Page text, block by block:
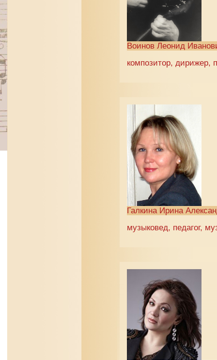
Воинов Леонид
композитор, дирижер,
Галкина Ирина
музыковед, педагог,